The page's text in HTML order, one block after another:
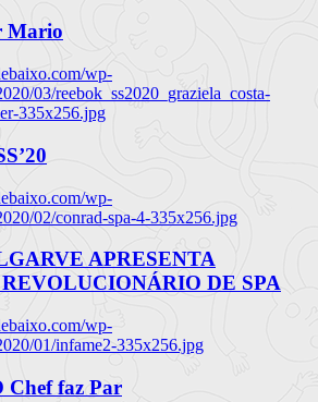
Mario
wp-
03/reebok_ss2020_graziela_costa-
335x256.jpg
wp-
02/conrad-spa-4-335x256.jpg
APRESENTA
DE SPA
wp-
01/infame2-335x256.jpg
Chef faz Par